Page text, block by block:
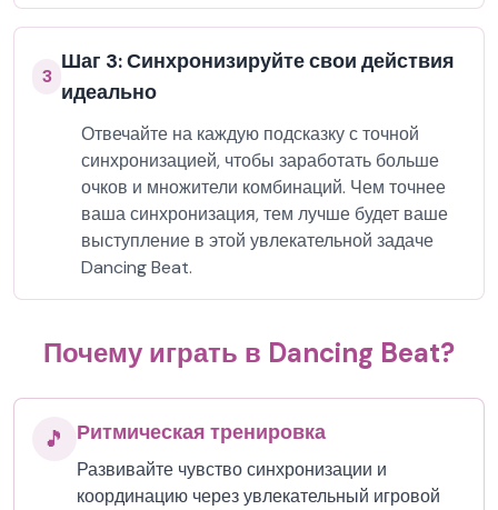
3
Шаг 3: Синхронизируйте свои действия
идеально
Отвечайте на каждую подсказку с точной
синхронизацией, чтобы заработать больше
очков и множители комбинаций. Чем точнее
ваша синхронизация, тем лучше будет ваше
выступление в этой увлекательной задаче
Dancing Beat.
Почему играть в Dancing Beat?
🎵 Ритмическая тренировка
Развивайте чувство синхронизации и
координацию через увлекательный игровой